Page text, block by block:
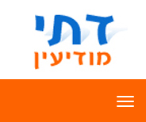
תפריט